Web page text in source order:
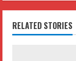
n
u
RELATED STORIES